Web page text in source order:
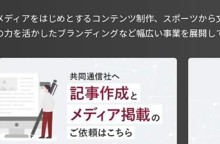
ィアをはじめとするコンテンツ制作、スポーツか
力を活かしたブランディングなど幅広い事業を展開し